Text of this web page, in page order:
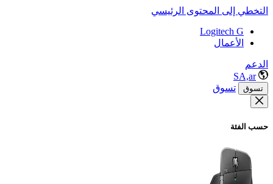
التخطي إلى المحتوى الرئيسي
Logitech G
الأعمال
الدعم
SA,ar
تسوق تسوق
حسب الفئة